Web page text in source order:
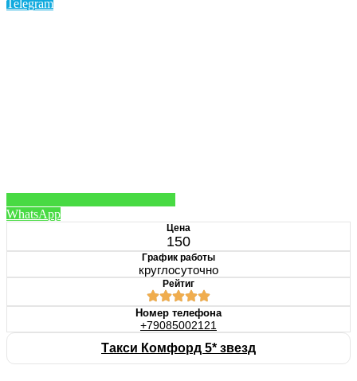
Telegram
WhatsApp
Цена
150
График работы
круглосуточно
Рейтиг
Номер телефона
+79085002121
Такси Комфорд 5* звезд